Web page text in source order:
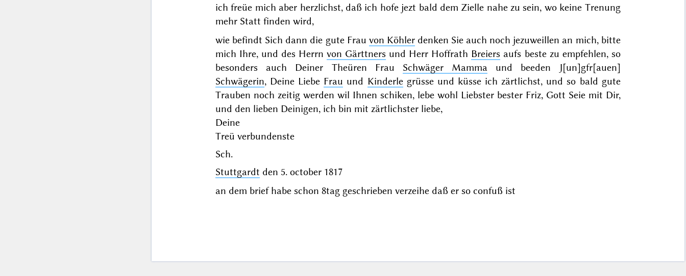
ich freüe mich aber herzlichst, daß ich hofe jezt bald dem Zielle nahe zu sein, wo keine Trenung
mehr Statt finden wird,
wie befindt Sich dann die gute Frau von Köhlerdenken Sie auch noch jezuweillen an mich, bitte
mich Ihre, und des Herrnvon Gärttners und Herr Hoffrath Breiers aufs beste zu empfehlen, so
besonders auch Deiner Theüren Frau Schwäger Mamma und beeden J[un]gfr[auen]
Schwägerin, Deine Liebe Frau und Kinderlegrüsse und küsse ich zärtlichst, und so bald gute
Trauben noch zeitig werden wil Ihnen schiken, lebe wohl Liebster bester Friz, Gott Seie mit Dir,
und den lieben Deinigen, ich bin mit zärtlichster liebe,
Deine
Treü verbundenste
Sch.
Stuttgardt den 5. october 1817
an dem brief habe schon 8tag geschrieben verzeihe daß er so confuß ist